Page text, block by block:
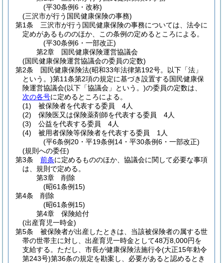
(平30条例6・改称)
(三沢市が行う国民健康保険の事務)
第1条
三沢市が行う国民健康保険の事務については、法令に
定めがあるもののほか、この条例の定めるところによる。
(平30条例6・一部改正)
第2章
国民健康保険運営協議会
(国民健康保険運営協議会の委員の定数)
第2条
国民健康保険法(昭和33年法律第192号。以下「法」
という。)第11条第2項の規定に基づき設置する国民健康保
険運営協議会(以下「協議会」という。)の委員の定数は、
次の各号に定めるところによる。
(1)
被保険者を代表する委員 4人
(2)
保険医又は保険薬剤師を代表する委員 4人
(3)
公益を代表する委員 4人
(4)
被用者保険等保険者を代表する委員 1人
(平6条例20・平19条例14・平30条例6・一部改正)
(規則への委任)
第3条
前条に定めるもののほか、協議会に関して必要な事項
は、規則で定める。
第3章
削除
(昭61条例15)
第4条
削除
(昭61条例15)
第4章
保険給付
(出産育児一時金)
第5条
被保険者が出産したときは、当該被保険者の属する世
帯の世帯主に対し、出産育児一時金として48万8,000円を
支給する。 ただし、市長が健康保険法施行令(大正15年勅令
第243号)第36条の規定を勘案し、必要があると認めるとき